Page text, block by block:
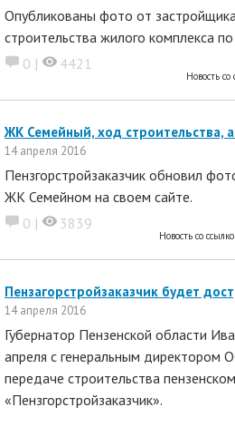
Опубликованы фото от
строительства жилого комплекса
0 |
4421
Новость со
ЖК Семейный, ход строительства,
14 апреля 2016
Пензгорстройзаказчик обновил
ЖК Семейном на своем сайте.
0 |
3839
Новость со
Пензагорстройзаказчик будет
14 апреля 2016
Губернатор Пензенской области
апреля с генеральным директором
передаче строительства
«Пензгорстройзаказчик».